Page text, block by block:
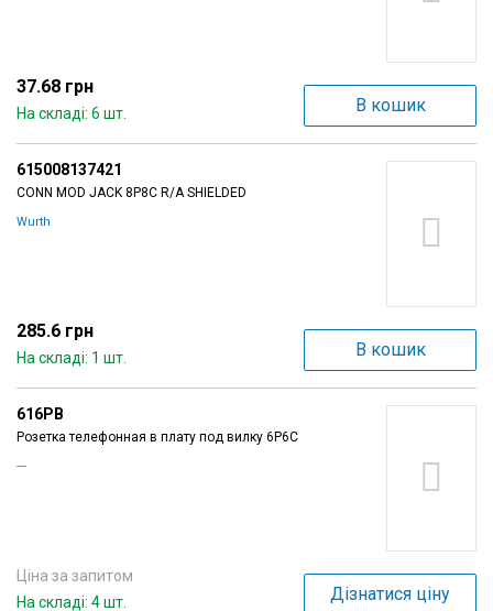
37.68 грн
На складі: 6 шт. В кошик
615008137421
CONN MOD JACK 8P8C R/A SHIELDED
Wurth
285.6 грн
На складі: 1 шт. В кошик
616PB
Розетка телефонная в плату под вилку 6P6C
---
Ціна за запитом
На складі: 4 шт.
Дізнатися ціну